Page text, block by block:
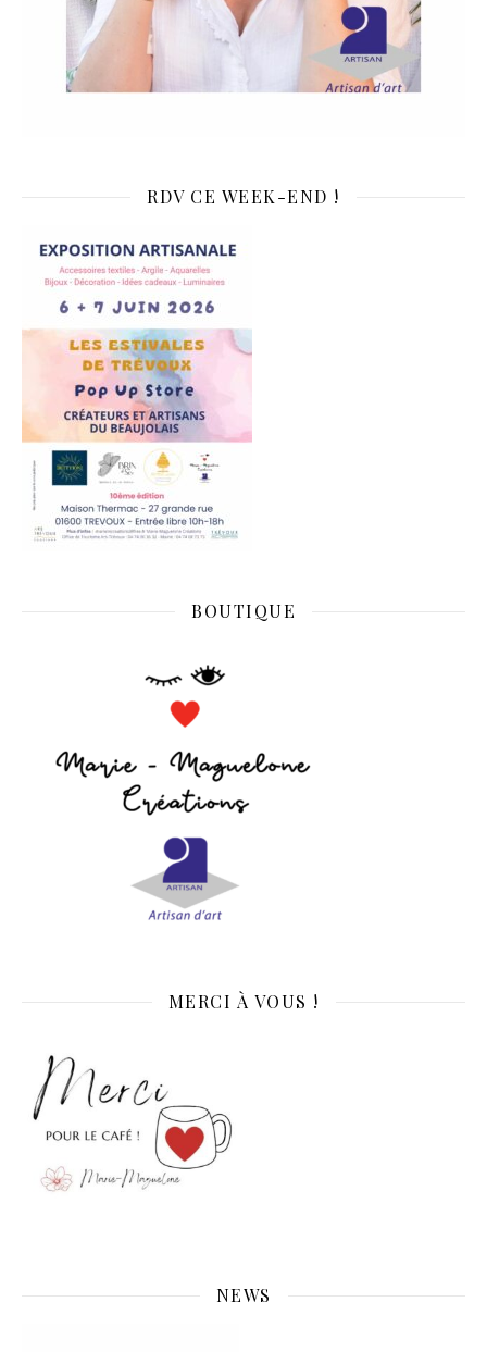
RDV CE WEEK-END !
BOUTIQUE
MERCI À VOUS !
NEWS